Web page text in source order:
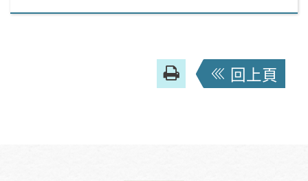
友
善
回上頁